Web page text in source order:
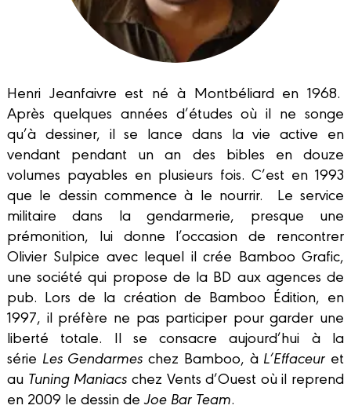
Henri Jeanfaivre est né à Montbéliard en 1968.
Après quelques années d’études où il ne songe
qu’à dessiner, il se lance dans la vie active en
vendant pendant un an des bibles en douze
volumes payables en plusieurs fois. C’est en 1993
que le dessin commence à le nourrir. Le service
militaire dans la gendarmerie, presque une
prémonition, lui donne l’occasion de rencontrer
Olivier Sulpice avec lequel il crée Bamboo Grafic,
une société qui propose de la BD aux agences de
pub. Lors de la création de Bamboo Édition, en
1997, il préfère ne pas participer pour garder une
liberté totale. Il se consacre aujourd’hui à la
série Les Gendarmes chez Bamboo, à L’Effaceur et
au Tuning Maniacs chez Vents d’Ouest où il reprend
en 2009 le dessin deJoe Bar Team.